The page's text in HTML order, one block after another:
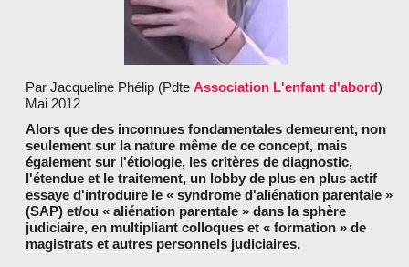
Par Jacqueline Phélip (Pdte Association L'enfant d'abord)
Mai 2012
Alors que des inconnues fondamentales demeurent, non
seulement sur la nature même de ce concept, mais
également sur l'étiologie, les critères de diagnostic,
l'étendue et le traitement, un lobby de plus en plus actif
essaye d'introduire le « syndrome d'aliénation parentale »
(SAP) et/ou « aliénation parentale » dans la sphère
judiciaire, en multipliant colloques et « formation » de
magistrats et autres personnels judiciaires.